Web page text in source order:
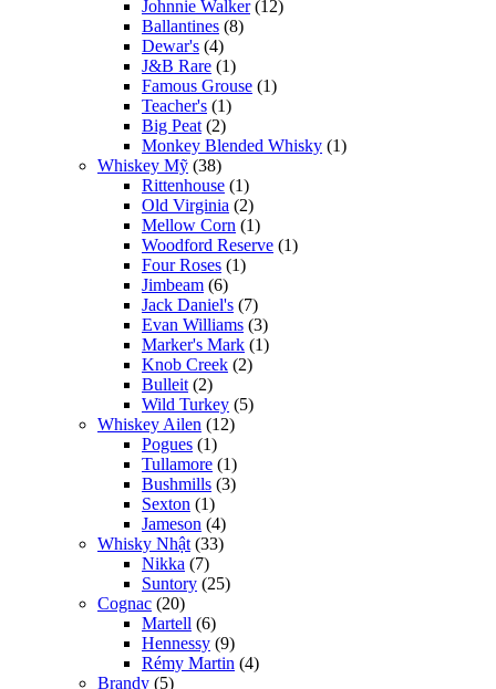
Johnnie Walker (12)
Ballantines (8)
Dewar's (4)
J&B Rare (1)
Famous Grouse (1)
Teacher's (1)
Big Peat (2)
Monkey Blended Whisky (1)
Whiskey Mỹ (38)
Rittenhouse (1)
Old Virginia (2)
Mellow Corn (1)
Woodford Reserve (1)
Four Roses (1)
Jimbeam (6)
Jack Daniel's (7)
Evan Williams (3)
Marker's Mark (1)
Knob Creek (2)
Bulleit (2)
Wild Turkey (5)
Whiskey Ailen (12)
Pogues (1)
Tullamore (1)
Bushmills (3)
Sexton (1)
Jameson (4)
Whisky Nhật (33)
Nikka (7)
Suntory (25)
Cognac (20)
Martell (6)
Hennessy (9)
Rémy Martin (4)
Brandy (5)